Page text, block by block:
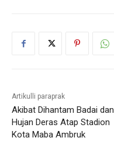
Artikulli paraprak
Akibat Dihantam Badai dan
Hujan Deras Atap Stadion
Kota Maba Ambruk